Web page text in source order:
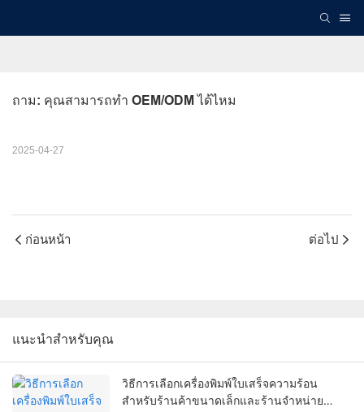
ถาม: คุณสามารถทำ OEM/ODM ได้ไหม
2025-04-27
ก่อนหน้า ต่อไป
แนะนำสำหรับคุณ
วิธีการเลือกเครื่องพิมพ์ใบเสร็จความร้อน
สำหรับร้านค้าขนาดเล็กและร้านจำหน่าย